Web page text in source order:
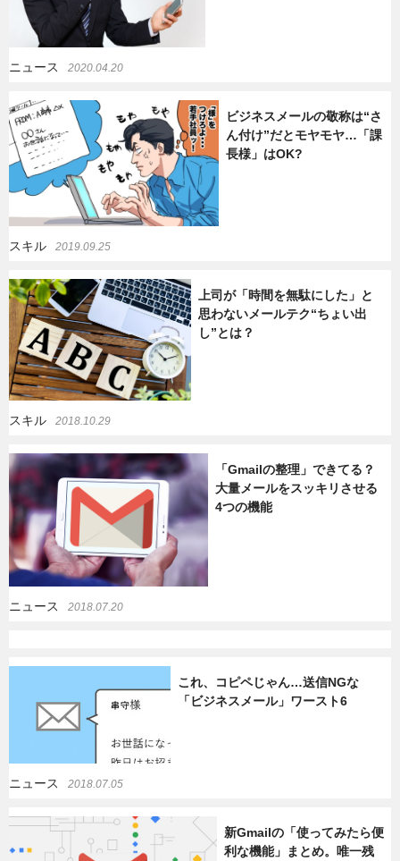
ニュース 2020.04.20
ビジネスメールの敬称は“さ
ん付け”だとモヤモヤ…「課
長様」はOK?
スキル 2019.09.25
上司が「時間を無駄にした」と
思わないメールテク“ちょい出
し”とは？
スキル 2018.10.29
「Gmailの整理」できてる？
大量メールをスッキリさせる
4つの機能
ニュース 2018.07.20
これ、コピペじゃん…送信NGな
「ビジネスメール」ワースト6
ニュース 2018.07.05
新Gmailの「使ってみたら便
利な機能」まとめ。唯一残